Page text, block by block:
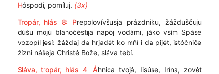
Hóspodi, pomíluj. (3x)
Tropár, hlás 8: Prepolovívšusja prázdniku, žážduščuju
dúšu mojú blahočéstija napój vodámi, jáko vsím Spáse
vozopíl jesí: žáždaj da hrjadét ko mňí i da pijét, istóčniče
žízni nášeja Christé Bóže, sláva tebí.
Sláva, tropár, hlás 4: Áhnica tvojá, Iisúse, Irína, zovét